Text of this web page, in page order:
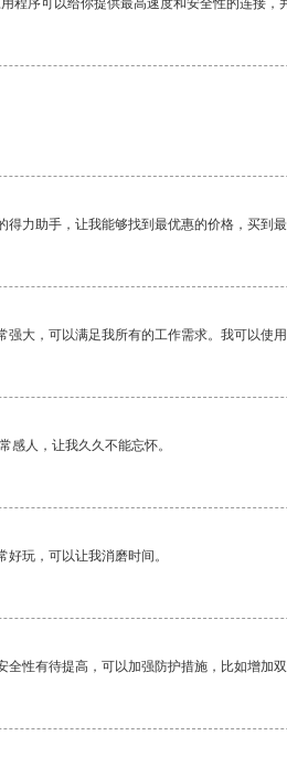
程序可以给你提供最高速度和安全性的连接，
得力助手，让我能够找到最优惠的价格，买到最
强大，可以满足我所有的工作需求。我可以使
感人，让我久久不能忘怀。
好玩，可以让我消磨时间。
全性有待提高，可以加强防护措施，比如增加双